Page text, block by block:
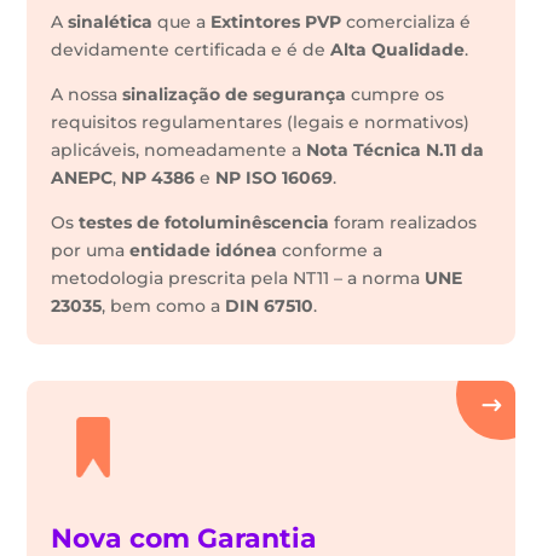
Asinalética que a Extintores PVP comercializa é
devidamente certificada e é deAlta Qualidade.
A nossasinalização de segurança cumpre os
requisitos regulamentares (legais e normativos)
aplicáveis, nomeadamente a Nota Técnica N.11 da
ANEPC, NP 4386 e NP ISO 16069.
Ostestes de fotoluminêscencia foram realizados
por umaentidade idónea conforme a
metodologia prescrita pela NT11 – a norma UNE
23035, bem como a DIN 67510.
Nova com Garantia